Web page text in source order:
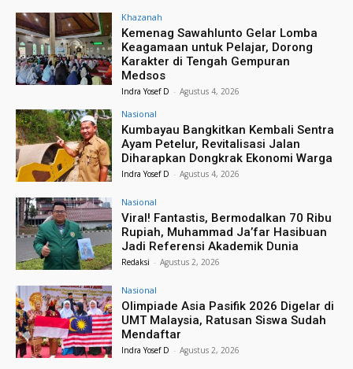
Khazanah
Kemenag Sawahlunto Gelar Lomba
Keagamaan untuk Pelajar, Dorong
Karakter di Tengah Gempuran
Medsos
Indra Yosef D - Agustus 4, 2026
Nasional
Kumbayau Bangkitkan Kembali Sentra
Ayam Petelur, Revitalisasi Jalan
Diharapkan Dongkrak Ekonomi Warga
Indra Yosef D - Agustus 4, 2026
Nasional
Viral! Fantastis, Bermodalkan 70 Ribu
Rupiah, Muhammad Ja’far Hasibuan
Jadi Referensi Akademik Dunia
Redaksi - Agustus 2, 2026
Nasional
Olimpiade Asia Pasifik 2026 Digelar di
UMT Malaysia, Ratusan Siswa Sudah
Mendaftar
Indra Yosef D - Agustus 2, 2026